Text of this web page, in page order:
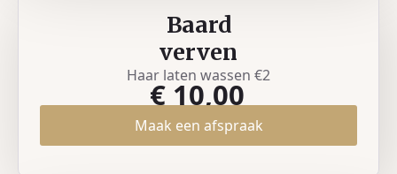
Baard
verven
Haar laten wassen €2
€ 10,00
Maak een afspraak